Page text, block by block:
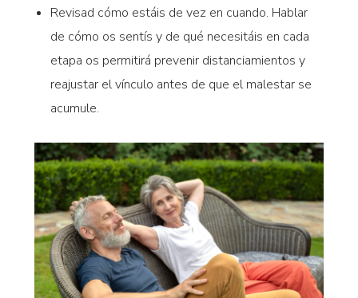
Revisad cómo estáis de vez en cuando. Hablar
de cómo os sentís y de qué necesitáis en cada
etapa os permitirá prevenir distanciamientos y
reajustar el vínculo antes de que el malestar se
acumule.